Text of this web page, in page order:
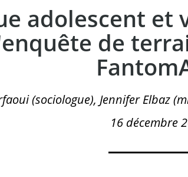
adolescent et
de
(sociologue), Jennifer Elbaz
16 décembre